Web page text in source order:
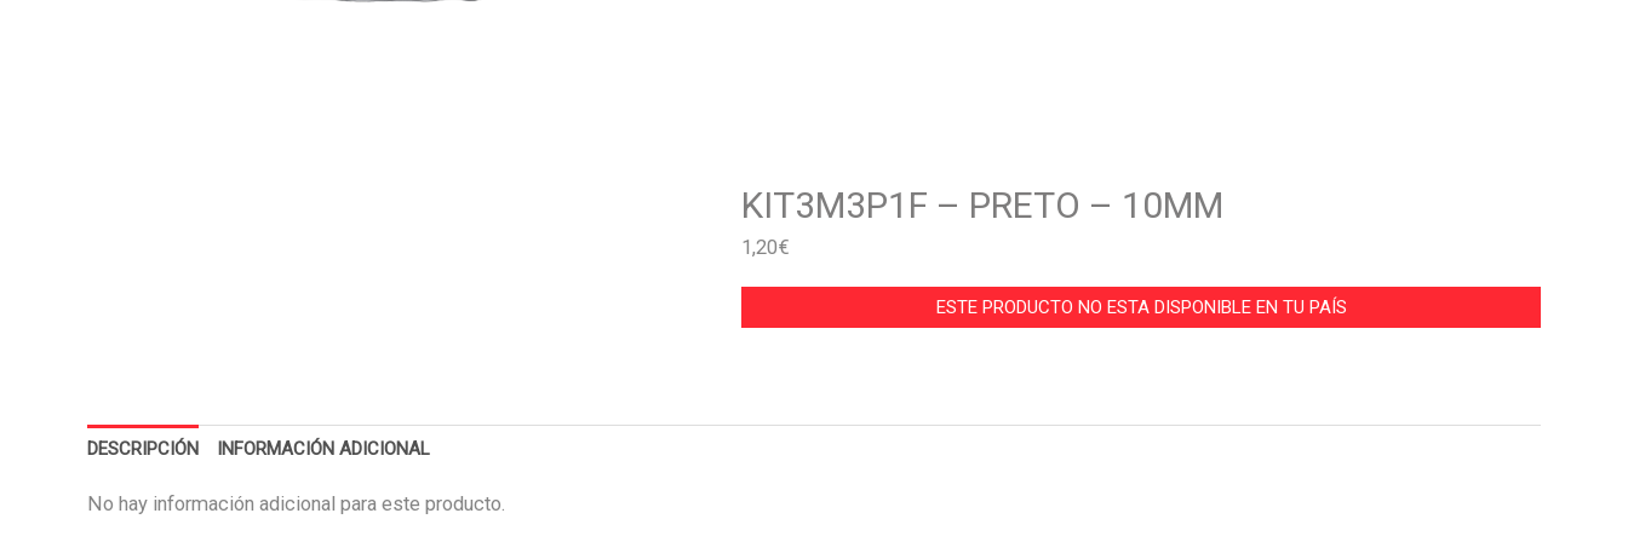
KIT3M3P1F – PRETO – 10MM
1,20€
ESTE PRODUCTO NO ESTA DISPONIBLE EN TU PAÍS
DESCRIPCIÓN INFORMACIÓN ADICIONAL
No hay información adicional para este producto.